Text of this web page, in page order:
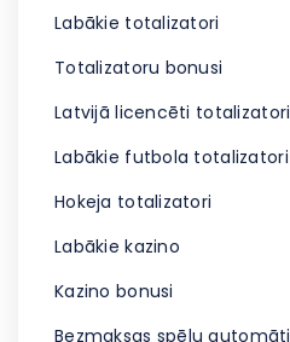
Labākie totalizatori
Totalizatoru bonusi
Latvijā licencēti totalizatori
Labākie futbola totalizatori
Hokeja totalizatori
Labākie kazino
Kazino bonusi
Bezmaksas spēļu automāti